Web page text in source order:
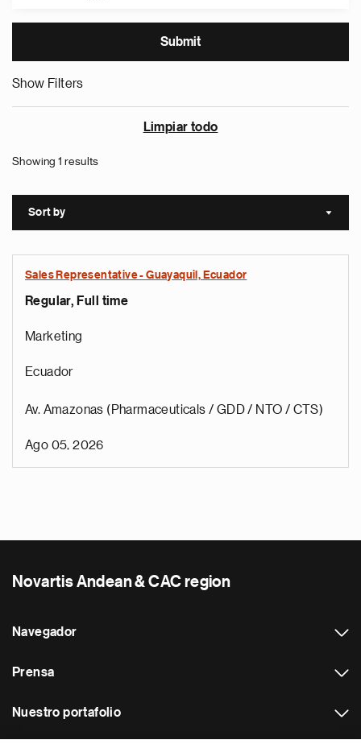
Show Filters
Limpiar todo
Showing 1 results
Sort by Sort
Sales Representative - Guayaquil, Ecuador
Regular, Full time
Marketing
Ecuador
Av. Amazonas (Pharmaceuticals / GDD / NTO / CTS)
Ago 05, 2026
Novartis Andean & CAC region
Navegador
Prensa
Nuestro portafolio